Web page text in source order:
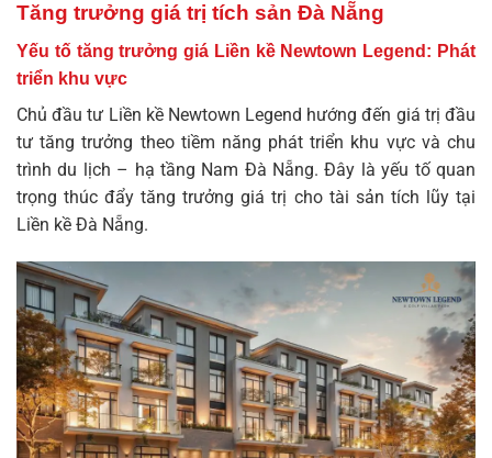
Tăng trưởng giá trị tích sản Đà Nẵng
Yếu tố tăng trưởng giá Liền kề Newtown Legend: Phát
triển khu vực
Chủ đầu tư Liền kề Newtown Legend hướng đến giá trị đầu
tư tăng trưởng theo tiềm năng phát triển khu vực và chu
trình du lịch – hạ tầng Nam Đà Nẵng. Đây là yếu tố quan
trọng thúc đẩy tăng trưởng giá trị cho tài sản tích lũy tại
Liền kề Đà Nẵng.